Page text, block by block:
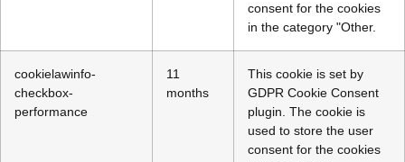
consent for the cookies
in the category "Other.
cookielawinfo-
checkbox-
performance
11
months
This cookie is set by
GDPR Cookie Consent
plugin. The cookie is
used to store the user
consent for the cookies